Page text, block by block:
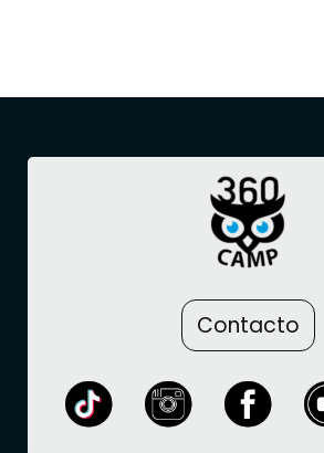
Contacto